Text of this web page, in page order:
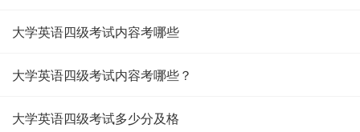
大学英语四级考试内容考哪些
大学英语四级考试内容考哪些？
大学英语四级考试多少分及格